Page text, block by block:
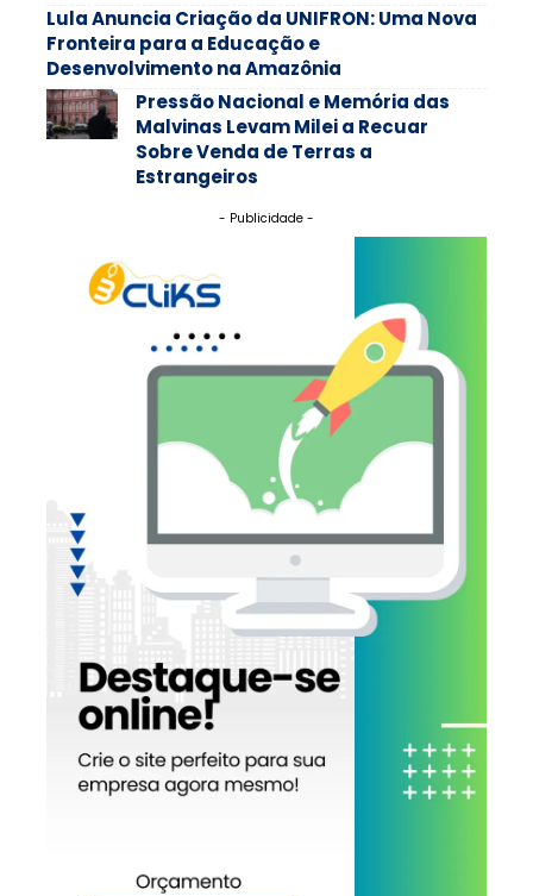
Lula Anuncia Criação da UNIFRON: Uma Nova
Fronteira para a Educação e
Desenvolvimento na Amazônia
Pressão Nacional e Memória das
Malvinas Levam Milei a Recuar
Sobre Venda de Terras a
Estrangeiros
- Publicidade -